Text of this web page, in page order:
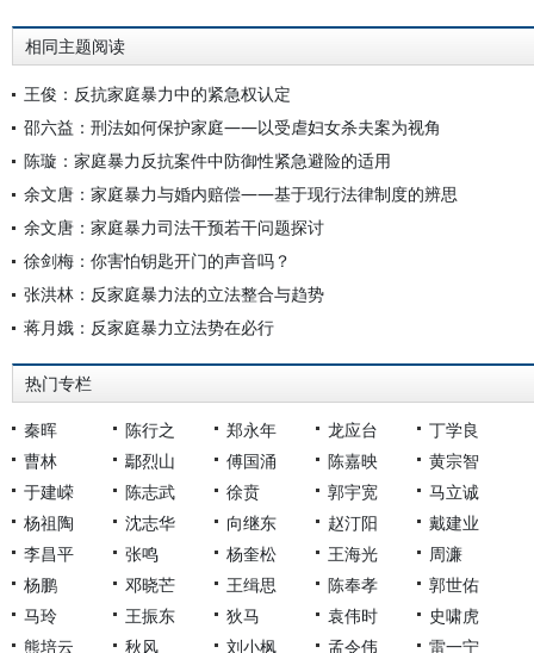
相同主题阅读
王俊：反抗家庭暴力中的紧急权认定
邵六益：刑法如何保护家庭——以受虐妇女杀夫案为视角
陈璇：家庭暴力反抗案件中防御性紧急避险的适用
余文唐：家庭暴力与婚内赔偿——基于现行法律制度的辨思
余文唐：家庭暴力司法干预若干问题探讨
徐剑梅：你害怕钥匙开门的声音吗？
张洪林：反家庭暴力法的立法整合与趋势
蒋月娥：反家庭暴力立法势在必行
热门专栏
秦晖 陈行之 郑永年 龙应台
丁学良
曹林
鄢烈山 傅国涌 陈嘉映
黄宗智
于建嵘
陈志武 徐贲 郭宇宽
马立诚
杨祖陶
沈志华 向继东 赵汀阳
戴建业
李昌平
张鸣 杨奎松 王海光
周濂
杨鹏
邓晓芒 王缉思 陈奉孝
郭世佑
马玲
王振东 狄马 袁伟时
史啸虎
熊培云
秋风 刘小枫 孟令伟 雷一宁